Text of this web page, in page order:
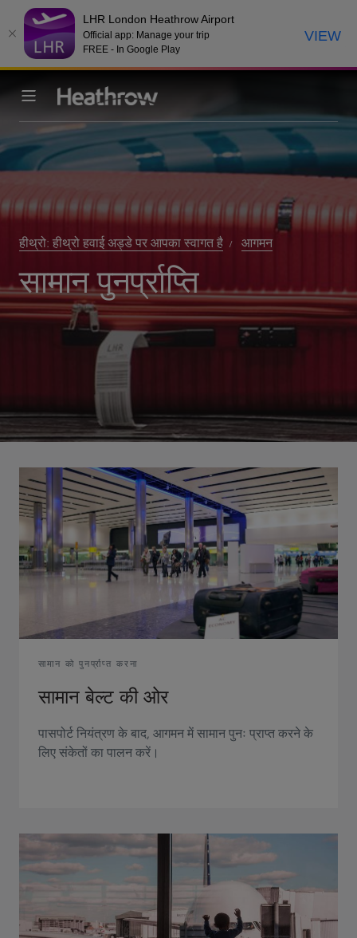
LHR London Heathrow Airport
Official app: Manage your trip
FREE - In Google Play
VIEW
हीथ्रो: हीथ्रो हवाई अड्डे पर आपका स्वागत है आगमन
सामान पुनर्प्राप्ति
सामान को पुनर्प्राप्त करना
सामान बेल्ट की ओर
पासपोर्ट नियंत्रण के बाद, आगमन में सामान पुनः प्राप्त करने के
लिए संकेतों का पालन करें।